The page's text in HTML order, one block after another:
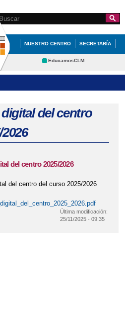
de
Search this site
NUESTRO CENTRO SECRETARÍA
DOCUMENTACIÓN INFÓRMATE
EducamosCLM
Contacto
aquí
del centro
del centro 2025/2026
del centro del curso 2025/2026
Última modificación:
25/11/2025 - 09:35